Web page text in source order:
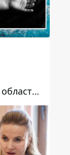
утонул